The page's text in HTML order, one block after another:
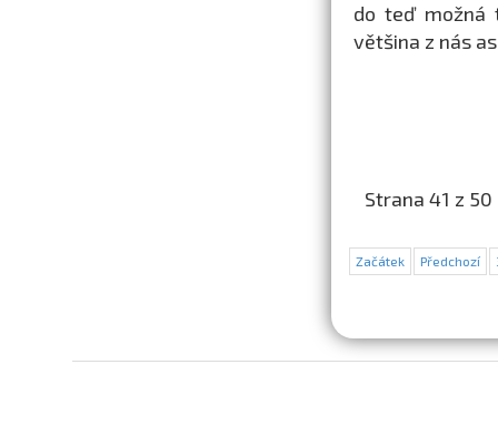
do teď možná
většina z nás
Strana 41 z 50
Začátek Předchozí